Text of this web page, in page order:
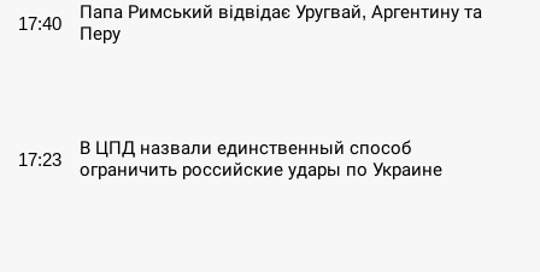
17:40
Папа Римський відвідає Уругвай, Аргентину та
Перу
17:23
В ЦПД назвали единственный способ
ограничить российские удары по Украине